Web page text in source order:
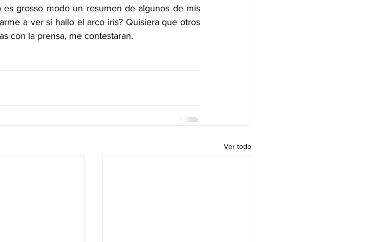
grosso modo un resumen de algunos de mis
a ver si hallo el arco iris? Quisiera que otros
con la prensa, me contestaran.
Ver todo